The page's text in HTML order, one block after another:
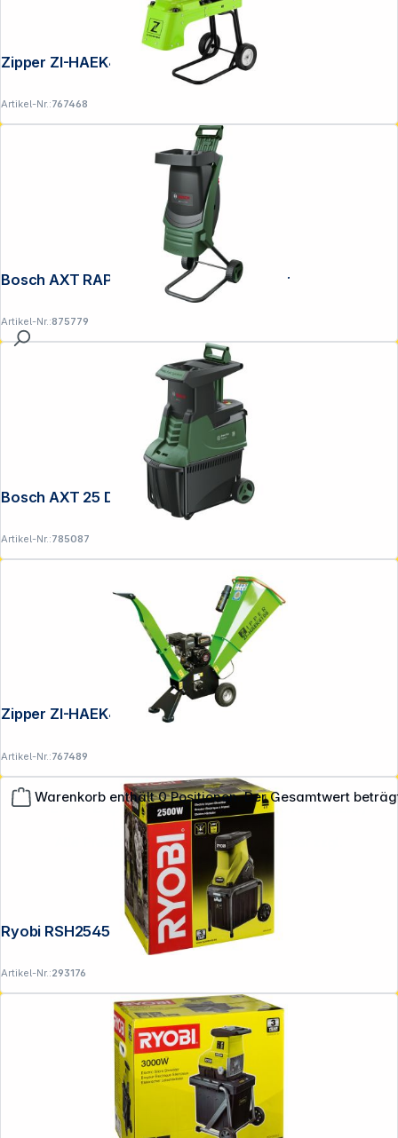
Warenkorb enthält 0 Positionen. Der Gesamtwert
Zipper ZI-HAEK4000 Häcksler
Artikel-Nr.:767468
Bosch AXT RAPID 2200 Elektro-Häcksler
Artikel-Nr.:875779
Bosch AXT 25 D Elektro-Häcksler
Artikel-Nr.:785087
Zipper ZI-HAEK4100 Häcksler
Artikel-Nr.:767489
Ryobi RSH2545B Elektro-Häcksler
Artikel-Nr.:293176
**EVP = Empfohlener Verkaufspreis des Herstellers /
Lieferanten zzgl. 19% Mwst.
Alle Preise exkl. gesetzl. Mehrwertsteuer zzgl.
Versandkosten.